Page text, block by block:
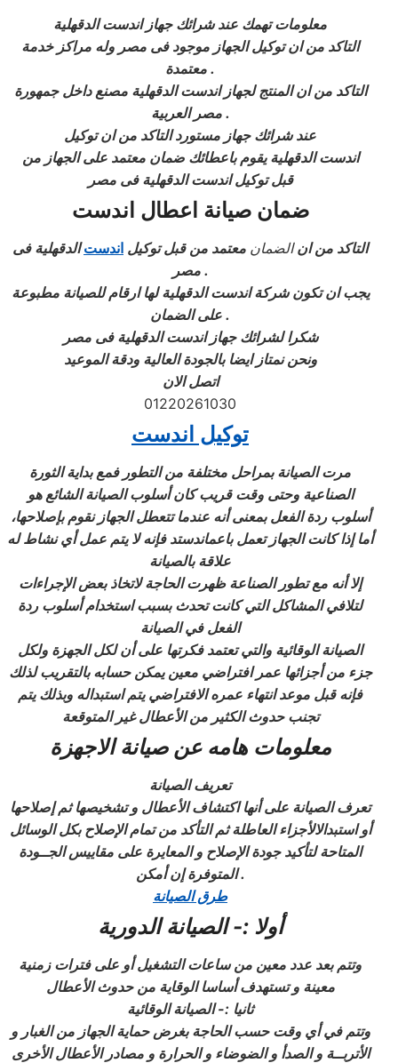
معلومات تهمك عند شرائك جهاز اندستالدقهلية
التاكد من ان توكيل الجهاز موجود فى مصر وله مراكز خدمة
معتمدة .
التاكد من ان المنتج لجهاز اندستالدقهليةمصنع داخل جمهورة
مصر العربية .
عند شرائك جهاز مستورد التاكد من انتوكيل
اندستالدقهليةيقوم باعطائك ضمان معتمد على الجهاز من
قبلتوكيل اندستالدقهليةفى مصر
ضمان صيانة اعطال اندست
التاكد من انالضمان معتمد من قبل توكيل اندست الدقهلية فى
مصر .
يجب ان تكون شركة اندستالدقهليةلها ارقام للصيانة مطبوعة
على الضمان .
شكرا لشرائك جهاز اندستالدقهليةفى مصر
ونحن نمتاز ايضا بالجودة العالية ودقة الموعيد
اتصل الان
01220261030
توكيل اندست
مرت الصيانة بمراحل مختلفة من التطور فمع بداية الثورة
الصناعية وحتى وقت قريب كان أسلوب الصيانة الشائع هو
أسلوب ردة الفعل بمعنى أنه عندما تتعطل الجهاز نقوم بإصلاحها،
أما إذا كانت الجهاز تعمل باعماندستد فإنه لا يتم عمل أي نشاط له
علاقة بالصيانة
إلا أنه مع تطور الصناعة ظهرت الحاجة لاتخاذ بعض الإجراءات
لتلافي المشاكل التي كانت تحدث بسبب استخدام أسلوب ردة
الفعل في الصيانة
الصيانة الوقائية والتي تعتمد فكرتها على أن لكل الجهزة ولكل
جزء من أجزائها عمر افتراضي معين يمكن حسابه بالتقريب لذلك
فإنه قبل موعد انتهاء عمره الافتراضي يتم استبداله وبذلك يتم
تجنب حدوث الكثير من الأعطال غير المتوقعة
معلومات هامه عن صيانة الاجهزة
تعريف الصيانة
تعرف الصيانة على أنها اكتشاف الأعطال و تشخيصها ثم إصلاحها
أو استبدالالأجزاء العاطلة ثم التأكد من تمام الإصلاح بكل الوسائل
المتاحة لتأكيد جودة الإصلاح و المعايرة على مقاييس الجــودة
المتوفرة إن أمكن .
طرق الصيانة
أولا :- الصيانة الدورية
وتتم بعد عدد معين من ساعات التشغيل أو على فترات زمنية
معينة و تستهدف أساسا الوقاية من حدوث الأعطال
ثانيا :- الصيانة الوقائية
وتتم في أي وقت حسب الحاجة بغرض حماية الجهاز من الغبار و
الأتربــة و الصدأ و الضوضاء و الحرارة و مصادر الأعطال الأخرى